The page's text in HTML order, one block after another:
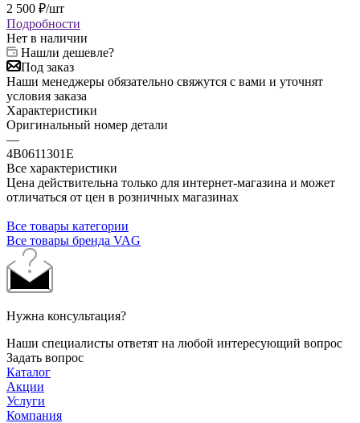
2 500 ₽/шт
Подробности
Нет в наличии
Нашли дешевле?
Под заказ
Наши менеджеры обязательно свяжутся с вами и уточнят
условия заказа
Характеристики
Оригинальный номер детали
—
4B0611301E
Все характеристики
Цена действительна только для интернет-магазина и может
отличаться от цен в розничных магазинах
Все товары категории
Все товары бренда VAG
Нужна консультация?
Наши специалисты ответят на любой интересующий вопрос
Задать вопрос
Каталог
Акции
Услуги
Компания